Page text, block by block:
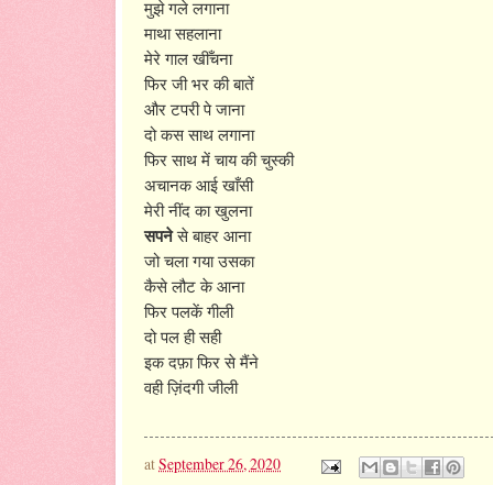
मुझे गले लगाना
माथा सहलाना
मेरे गाल खीँचना
फिर जी भर की बातें
और टपरी पे जाना
दो कस साथ लगाना
फिर साथ में चाय की चुस्की
अचानक आई खाँसी
मेरी नींद का खुलना
सपनेसे बाहर आना
जो चला गया उसका
कैसे लौट के आना
फिर पलकें गीली
दो पल ही सही
इक दफ़ा फिर से मैंने
वही ज़िंदगी जीली
atSeptember 26, 2020